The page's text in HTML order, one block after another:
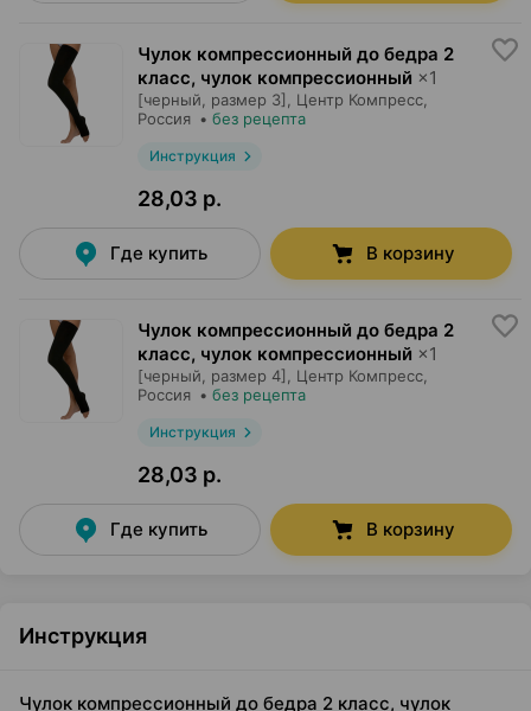
Чулок компрессионный до бедра 2
класс, чулок компрессионный ×1
[черный, размер 3], Центр Компресс
Россия • без рецепта
Инструкция
28,03 р.
Где купить В корзину
Чулок компрессионный до бедра 2
класс, чулок компрессионный ×1
[черный, размер 4], Центр Компресс
Россия • без рецепта
Инструкция
28,03 р.
Где купить В корзину
Инструкция
Чулок компрессионный до бедра 2 класс, чулок